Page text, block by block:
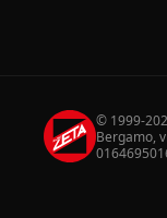
© 1999-
Bergamo,